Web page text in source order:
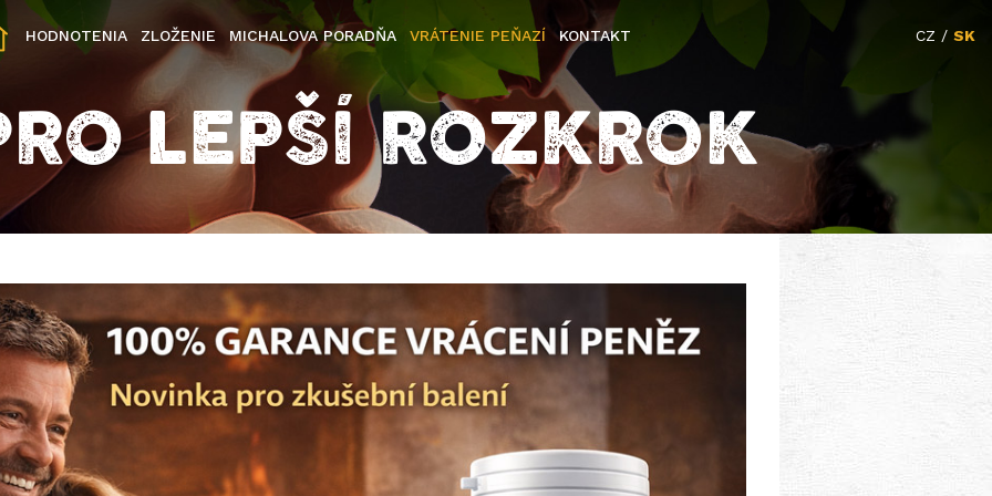
HODNOTENIA ZLOŽENIE MICHALOVA PORADŇA VRÁTENIE PEŇAZÍ KONTAKT CZ / SK
LEPŠÍ ROZKROK